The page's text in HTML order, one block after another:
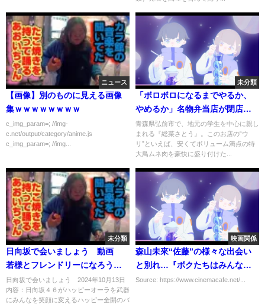
ニュース
【画像】別のものに見える画像
集ｗｗｗｗｗｗｗｗ
c_img_param=; //img-
c.net/output/category/anime.js
c_img_param=; //img...
未分類
「ボロボロになるまでやるか、
やめるか」名物弁当店が閉店…
密着で見えた値上げの波(2022年
6月28日)
青森県弘前市で、地元の学生を中心に親し
まれる『総菜さとう』。このお店の“ウ
リ”といえば、安くてボリューム満点の特
大鳥ムネ肉を豪快に盛り付けた...
未分類
日向坂で会いましょう 動画
若様とフレンドリーになろうパ
イセン編 後編 10月13日
日向坂で会いましょう 2024年10月13日
内容：日向坂４６がハッピーオーラを武器
にみんなを笑顔に変えるハッピー全開のバ
映画関係
森山未來“佐藤”の様々な出会い
と別れ…『ボクたちはみんな大
人になれなかった』場面写真
Source: https://www.cinemacafe.net/...